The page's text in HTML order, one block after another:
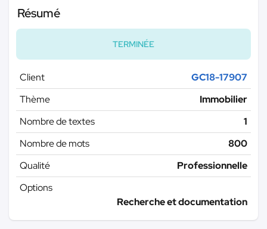
Résumé
TERMINÉE
Client
GC18-17907
Thème
Immobilier
Nombre de textes
1
Nombre de mots
800
Qualité
Professionnelle
Options
Recherche et documentation